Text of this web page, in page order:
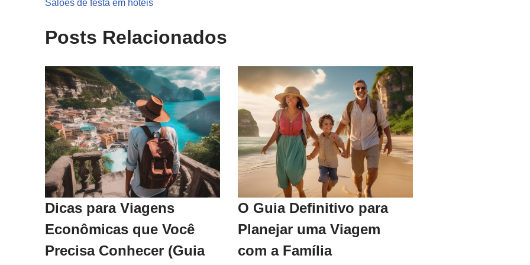
Salões de festa em hotéis
Posts Relacionados
Dicas para Viagens
Econômicas que Você
Precisa Conhecer (Guia
O Guia Definitivo para
Planejar uma Viagem
com a Família